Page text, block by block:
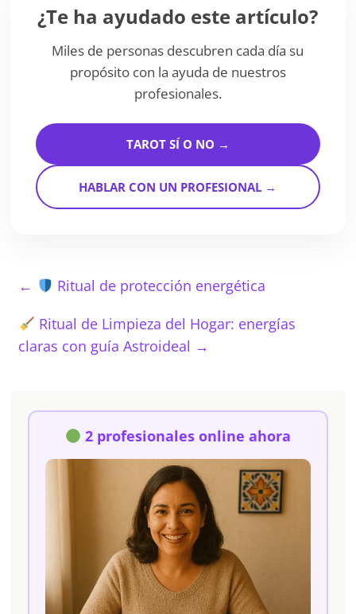
¿Te ha ayudado este artículo?
Miles de personas descubren cada día su
propósito con la ayuda de nuestros
profesionales.
TAROT SÍ O NO →
HABLAR CON UN PROFESIONAL →
←
Ritual de protección energética
Ritual de Limpieza del Hogar: energías
claras con guía Astroideal →
2 profesionales online ahora